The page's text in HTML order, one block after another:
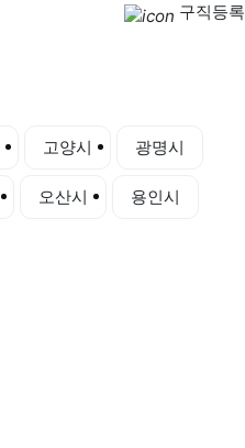
구직등록
고양시 광명시
오산시 용인시